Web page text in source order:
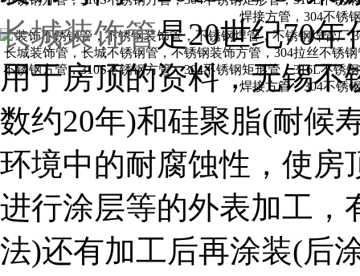
长城装饰管是20世纪70年
用于房顶的资料，无锡
数约20年)和硅聚脂(耐候
环境中的耐腐蚀性，使房
进行涂层等的外表加工，
法)还有加工后再涂装(后